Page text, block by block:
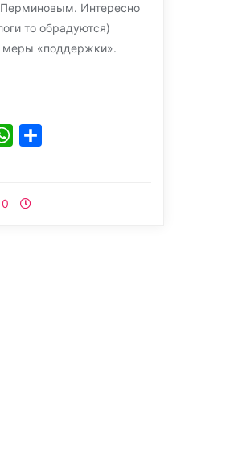
Интересно
то обрадуются)
меры «поддержки».
WhatsApp
0